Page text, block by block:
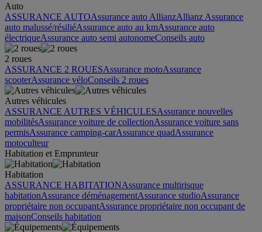
Auto
ASSURANCE AUTOAssurance auto AllianzAllianz Assurance
auto malussé/résiliéAssurance auto au kmAssurance auto
électriqueAssurance auto semi autonomeConseils auto
2 roues
ASSURANCE 2 ROUESAssurance motoAssurance
scooterAssurance véloConseils 2 roues
Autres véhicules
ASSURANCE AUTRES VÉHICULESAssurance nouvelles
mobilitésAssurance voiture de collectionAssurance voiture sans
permisAssurance camping-carAssurance quadAssurance
motoculteur
Habitation et Emprunteur
Habitation
ASSURANCE HABITATIONAssurance multirisque
habitationAssurance déménagementAssurance studioAssurance
propriétaire non occupantAssurance propriétaire non occupant de
maisonConseils habitation